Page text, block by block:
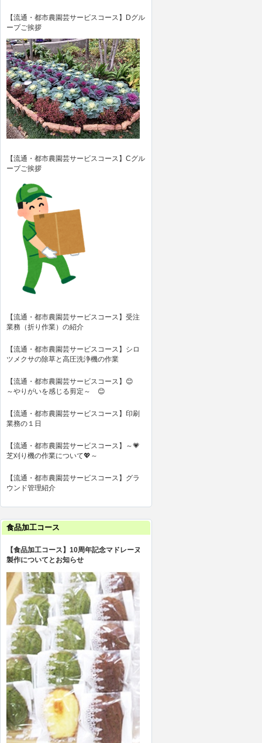
【流通・都市農園芸サービスコース】Dグル
ープご挨拶
【流通・都市農園芸サービスコース】Cグル
ープご挨拶
【流通・都市農園芸サービスコース】受注
業務（折り作業）の紹介
【流通・都市農園芸サービスコース】シロ
ツメクサの除草と高圧洗浄機の作業
【流通・都市農園芸サービスコース】😊
～やりがいを感じる剪定～ 😊
【流通・都市農園芸サービスコース】印刷
業務の１日
【流通・都市農園芸サービスコース】～💗
芝刈り機の作業について💖～
【流通・都市農園芸サービスコース】グラ
ウンド管理紹介
食品加工コース
【食品加工コース】10周年記念マドレーヌ
製作についてとお知らせ